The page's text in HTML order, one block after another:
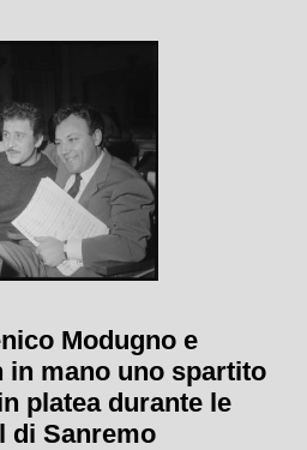
Modugno e
in mano uno spartito
platea durante le
di Sanremo